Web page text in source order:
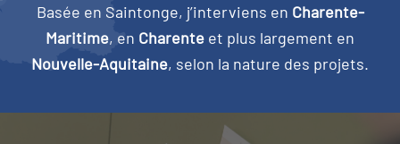
Basée en Saintonge, j’interviens en Charente-
Maritime, en Charente et plus largement en
Nouvelle-Aquitaine, selon la nature des projets.